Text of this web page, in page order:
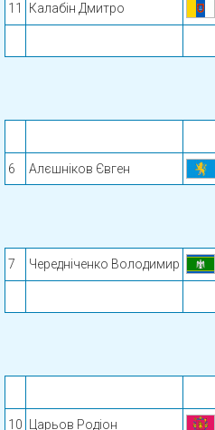
11 Калабін Дмитро
6 Алєшніков Євген
7 Чередніченко Володимир
10 Царьов Родіон